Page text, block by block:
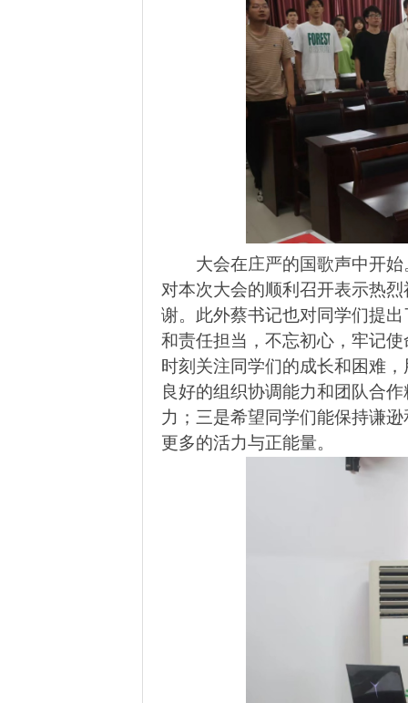
大会在庄严的国歌声中开
对本次大会的顺利召开表示热
谢。此外蔡书记也对同学们提
和责任担当， 不忘初心，牢记
时刻关注同学们的成长和困难
良好的组织协调能力和团队合
力；三是希望同学们能保持谦
更多的活力与正能量。